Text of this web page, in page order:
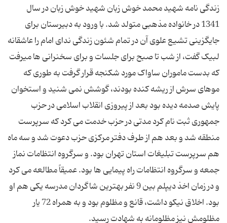
زندگی نامه شهید محمد خوش زبان شهید خوش زبان در سال
1341 در خانواده مذهبی متولد شد. با ورود به دبیرستان برای
جایگزینی تشیع علوی آن در تمام شئون زندگی ندای امام را عاشقانه
لبیک گفت، از شب تا صبح برای جلسات و برای سخنرانی ها میرفت
که بدست ماموران ساواک مورد شکنجه قرار گرفت به طوری که
موهای سرش از ریشه کنده بودند، گوشش نمی شنید و استخوان
پایش صدمه دیده بود بعد از پیروزی انقلاب اسلامی در حزب
جمهوری ثبت نام کرد مدتی در حزب خدمت می کرد که سرپرست
منطقه شد و بعد هم از طرف دفتر مرکزی حزب دعوت شد و سه ماه
هم سرپرست تبلیغات استان تهران بود. و سرگروه انتظامات نماز
جمعه و سرگروه انتظامات راه پیمایی ها بود. عمیقاً مطالعه می کرد
و در زمان اخذ دیپلم بین 9 نفر بهترین شاگردان مدرسه یکی هم او
بود. اخلاق نیکو داشت، قانع و مظلوم بود و به همراه 72 یار
مظلومش نیز مظلومانه به شهادت رسید.